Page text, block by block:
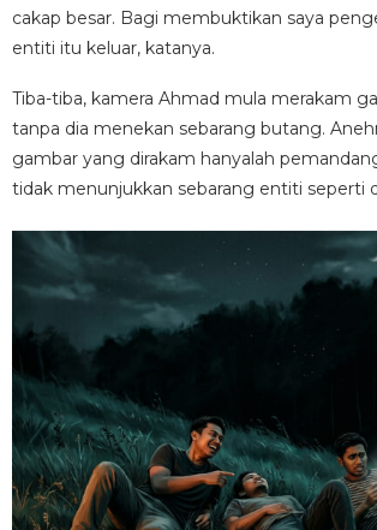
cakap besar. Bagi membuktikan saya
entiti itu keluar, katanya.
Tiba-tiba, kamera Ahmad mula merakam
tanpa dia menekan sebarang butang.
gambar yang dirakam hanyalah
tidak menunjukkan sebarang entiti seperti